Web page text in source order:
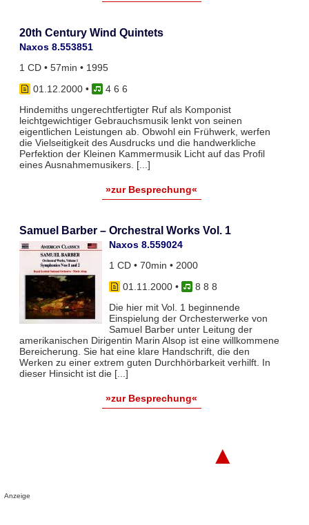
20th Century Wind Quintets
Naxos 8.553851
1 CD • 57min • 1995
01.12.2000•
4 6 6
Hindemiths ungerechtfertigter Ruf als Komponist
leichtgewichtiger Gebrauchsmusik lenkt von seinen
eigentlichen Leistungen ab. Obwohl ein Frühwerk, werfen
die Vielseitigkeit des Ausdrucks und die handwerkliche
Perfektion der Kleinen Kammermusik Licht auf das Profil
eines Ausnahmemusikers. [...]
»zur Besprechung«
Samuel Barber – Orchestral Works Vol. 1
Naxos 8.559024
1 CD • 70min • 2000
01.11.2000•
8 8 8
Die hier mit Vol. 1 beginnende
Einspielung der Orchesterwerke von
Samuel Barber unter Leitung der
amerikanischen Dirigentin Marin Alsop ist eine willkommene
Bereicherung. Sie hat eine klare Handschrift, die den
Werken zu einer extrem guten Durchhörbarkeit verhilft. In
dieser Hinsicht ist die [...]
»zur Besprechung«
▲
Anzeige